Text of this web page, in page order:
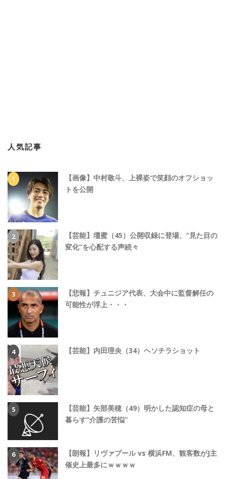
人気記事
【画像】中村敬斗、上裸姿で笑顔のオフショッ
トを公開
【芸能】壇蜜（45）公開収録に登場、“見た目の
変化”を心配する声続々
【悲報】チュニジア代表、大会中に監督解任の
可能性が浮上・・・
【芸能】内田理央（34）ヘソチラショット
【芸能】矢部美穂（49）明かした認知症の母と
暮らす“介護の苦悩”
【朗報】リヴァプール vs 横浜FM、観客数がJ主
催史上最多にｗｗｗｗ